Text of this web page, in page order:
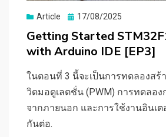
Article
Posted
17/08/2025
Getting Started
with Arduino IDE [EP3]
ในตอนที่ 3 นี้จะเป็นการทดลองส
วิดมอดูเลตชั่น (PWM) การทดลอง
จากภายนอก และการใช้งานอินเต
กันต่อ.